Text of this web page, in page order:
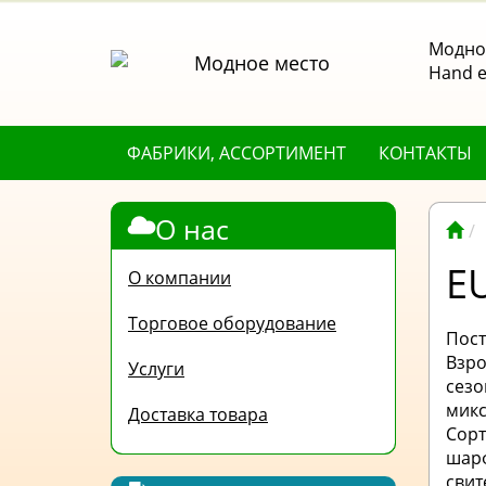
Hand
ФАБРИКИ, АССОРТИМЕНТ КОНТАКТЫ
О нас
О компании
Торговое оборудование
Услуги
Доставка товара